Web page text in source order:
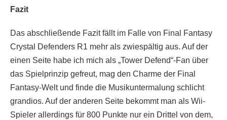
Fazit
Das abschließende Fazit fällt im Falle von Final Fantasy
Crystal Defenders R1 mehr als zwiespältig aus. Auf der
einen Seite habe ich mich als „Tower Defend“-Fan über
das Spielprinzip gefreut, mag den Charme der Final
Fantasy-Welt und finde die Musikuntermalung schlicht
grandios. Auf der anderen Seite bekommt man als Wii-
Spieler allerdings für 800 Punkte nur ein Drittel von dem,